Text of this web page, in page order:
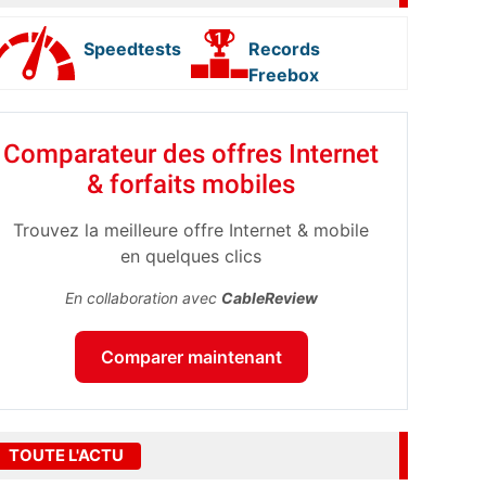
Speedtests
Records
Freebox
Comparateur des offres Internet
& forfaits mobiles
Trouvez la meilleure offre Internet & mobile
en quelques clics
En collaboration avec CableReview
Comparer maintenant
TOUTE L'ACTU